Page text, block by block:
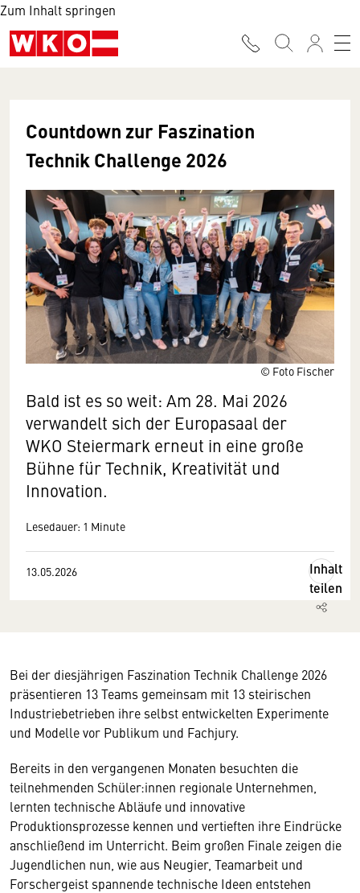
Zum Inhalt springen
© Foto Fischer
Countdown zur Faszination
Technik Challenge 2026
Bald ist es so weit: Am 28. Mai 2026
verwandelt sich der Europasaal der
WKO Steiermark erneut in eine große
Bühne für Technik, Kreativität und
Innovation.
Lesedauer: 1 Minute
13.05.2026
Inhalt
teilen
Bei der diesjährigen Faszination Technik Challenge 2026
präsentieren 13 Teams gemeinsam mit 13 steirischen
Industriebetrieben ihre selbst entwickelten Experimente
und Modelle vor Publikum und Fachjury.
Bereits in den vergangenen Monaten besuchten die
teilnehmenden Schüler:innen regionale Unternehmen,
lernten technische Abläufe und innovative
Produktionsprozesse kennen und vertieften ihre Eindrücke
anschließend im Unterricht. Beim großen Finale zeigen die
Jugendlichen nun, wie aus Neugier, Teamarbeit und
Forschergeist spannende technische Ideen entstehen